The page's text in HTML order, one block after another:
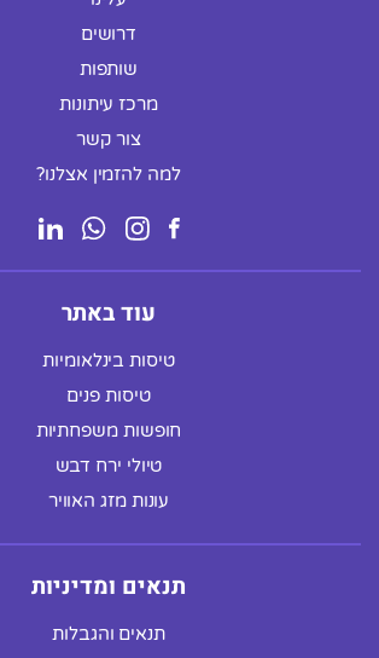
דרושים
שותפות
מרכז עיתונות
צור קשר
למה להזמין אצלנו?
עוד באתר
טיסות בינלאומיות
טיסות פנים
חופשות משפחתיות
טיולי ירח דבש
עונות מזג האוויר
תנאים ומדיניות
תנאים והגבלות